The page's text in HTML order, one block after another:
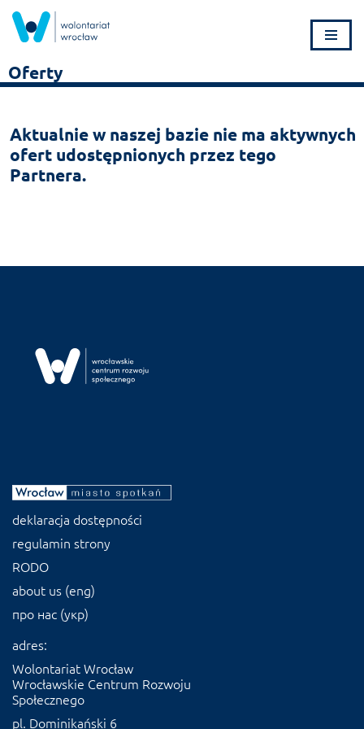
Przejdź
do
treści
Oferty
Aktualnie w naszej bazie nie ma aktywnych
ofert udostępnionych przez tego
Partnera.
deklaracja dostępności
regulamin strony
RODO
about us (eng)
про нас (укр)
adres:
Wolontariat Wrocław
Wrocławskie Centrum Rozwoju
Społecznego
pl. Dominikański 6